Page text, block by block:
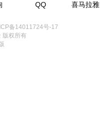
QQ 喜马拉雅
备14011724号-17
版权所有